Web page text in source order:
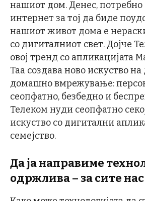
нашиот дом. Денес, потребно
интернет за тој да биде
нашиот живот дома е
со дигиталниот свет. Дојче
овој тренд со апликацијата
Таа создава ново искуство
домашно вмрежување:
сеопфатно, безбедно и
Телеком нуди сеопфатно
искуство со дигитални
семејство.
Да ја направиме
одржлива – за сите нас